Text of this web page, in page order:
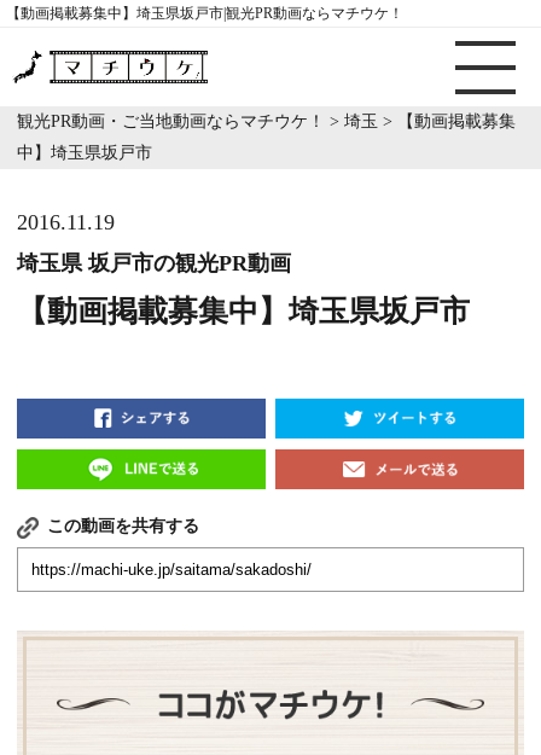
【動画掲載募集中】埼玉県坂戸市|観光PR動画ならマチウケ！
観光PR動画・ご当地動画ならマチウケ！ > 埼玉 >
【動画掲載募集
中】埼玉県坂戸市
2016.11.19
埼玉県 坂戸市の観光PR動画
【動画掲載募集中】埼玉県坂戸市
この動画を共有する